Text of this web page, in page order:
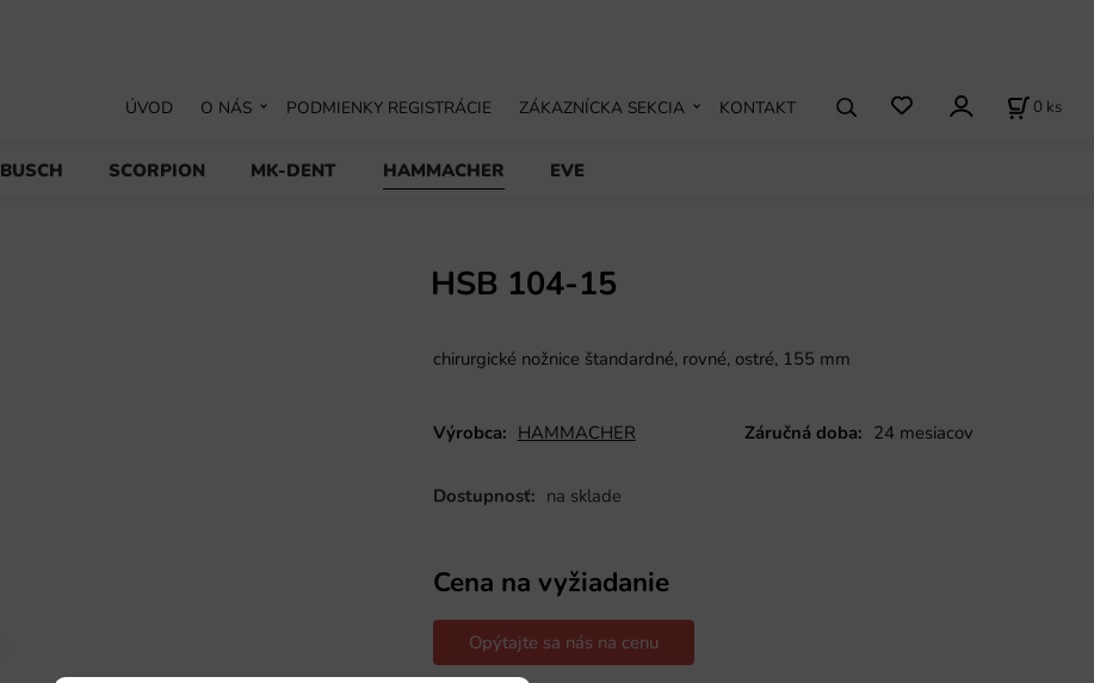
BUSCH SCORPION MK-DENT HAMMACHER EVE
ÚVOD O NÁS PODMIENKY REGISTRÁCIE ZÁKAZNÍCKA SEKCIA KONTAKT 0 ks
HSB 104-15
chirurgické nožnice štandardné, rovné, ostré, 155 mm
Výrobca: HAMMACHER Záručná doba: 24 mesiacov
Dostupnosť: na sklade
Cena na vyžiadanie
Opýtajte sa nás na cenu